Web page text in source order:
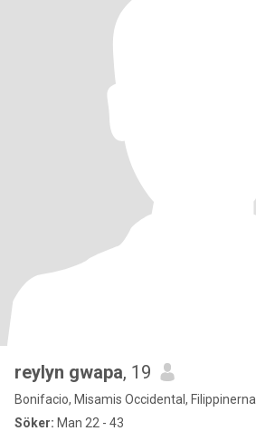
reylyn gwapa, 19
Bonifacio, Misamis Occidental, Filippinerna
Söker: Man 22 - 43